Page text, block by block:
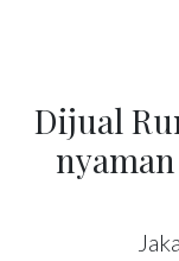
Dijual